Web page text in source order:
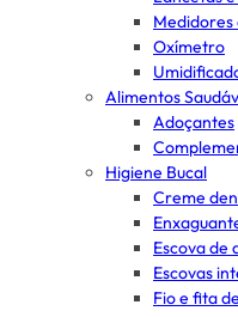
Medidores
Oxímetro
Alimentos
Adoçantes
Higiene Bucal
Creme
Escova de
Escovas
Fio e fita